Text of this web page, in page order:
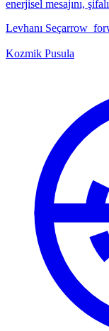
enerjisel mesajını,
Levhanı Seç
Kozmik Pusula